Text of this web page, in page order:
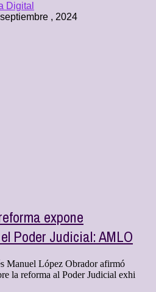
Digital
, 2024
expone
Poder Judicial: AMLO
Manuel López Obrador afirmó
la reforma al Poder Judicial exhi